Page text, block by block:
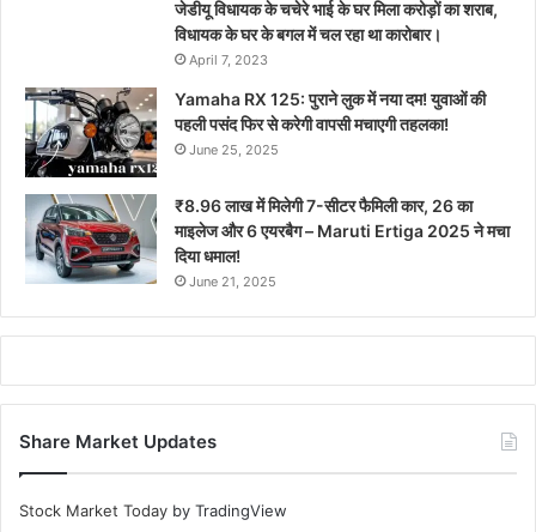
जेडीयू विधायक के चचेरे भाई के घर मिला करोड़ों का शराब,
विधायक के घर के बगल में चल रहा था कारोबार।
April 7, 2023
Yamaha RX 125: पुराने लुक में नया दम! युवाओं की
पहली पसंद फिर से करेगी वापसी मचाएगी तहलका!
June 25, 2025
₹8.96 लाख में मिलेगी 7-सीटर फैमिली कार, 26 का
माइलेज और 6 एयरबैग – Maruti Ertiga 2025 ने मचा
दिया धमाल!
June 21, 2025
Share Market Updates
Stock Market Today by TradingView